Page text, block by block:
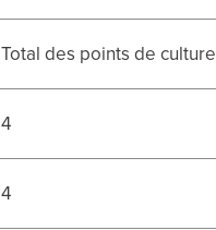
Total des points de culture
4
4